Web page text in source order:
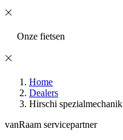
Onze fietsen
Home
Dealers
Hirschi spezialmechanik
vanRaam servicepartner